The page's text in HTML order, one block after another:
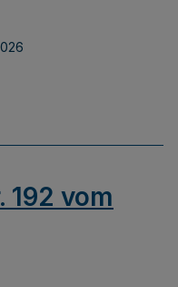
192 vom